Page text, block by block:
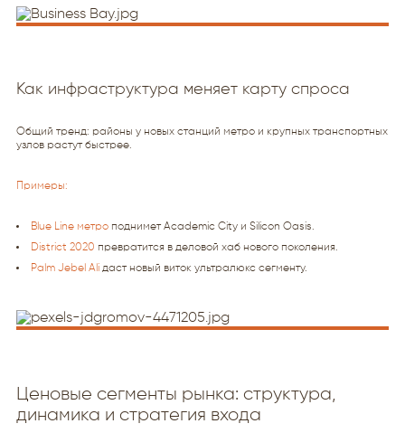
Как инфраструктура меняет карту спроса
Общий тренд: районы у новых станций метро и крупных транспортных
узлов растут быстрее.
Примеры:
Blue Line метро поднимет Academic City и Silicon Oasis.
District 2020 превратится в деловой хаб нового поколения.
Palm Jebel Ali даст новый виток ультралюкс сегменту.
Ценовые сегменты рынка: структура,
динамика и стратегия входа